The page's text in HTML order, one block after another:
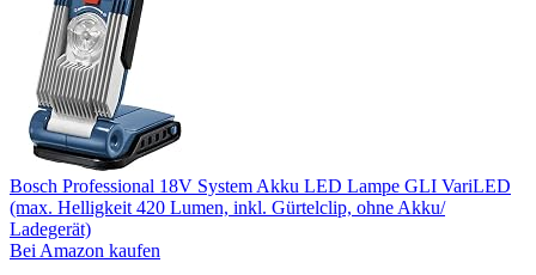
Bosch Professional 18V System Akku LED Lampe GLI VariLED
(max. Helligkeit 420 Lumen, inkl. Gürtelclip, ohne Akku/
Ladegerät)
Bei Amazon kaufen